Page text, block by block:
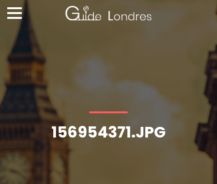
156954371.JPG